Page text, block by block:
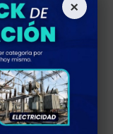
▼ Expandir todos
▼
×